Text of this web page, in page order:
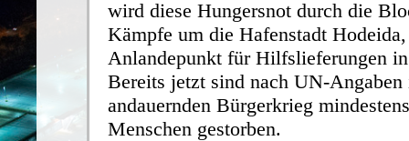
wird diese Hungersnot durch die
Kämpfe um die Hafenstadt
Anlandepunkt für Hilfslieferungen
Bereits jetzt sind nach UN-
andauernden Bürgerkrieg
Menschen gestorben.